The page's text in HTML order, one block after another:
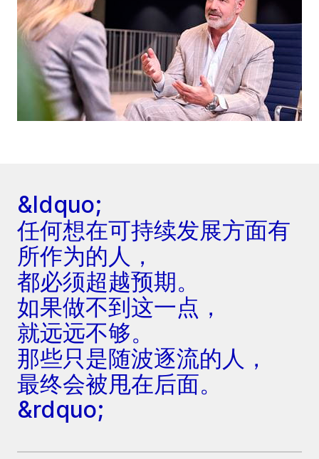
&ldquo;
任何想在可持续发展方面有
所作为的人，
都必须超越预期。
如果做不到这一点，
就远远不够。
那些只是随波逐流的人，
最终会被甩在后面。
&rdquo;